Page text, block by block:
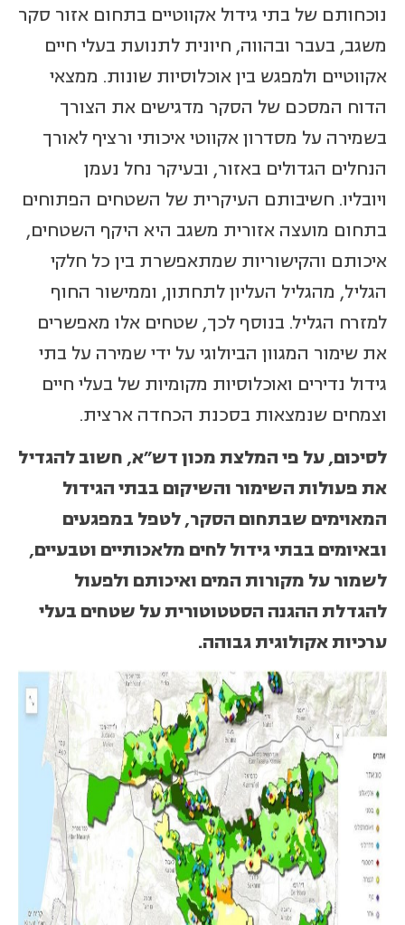
נוכחותם של בתי גידול אקווטיים בתחום אזור סקר
משגב, בעבר ובהווה, חיונית לתנועת בעלי חיים
אקווטיים ולמפגש בין אוכלוסיות שונות. ממצאי
הדוח המסכם של הסקר מדגישים את הצורך
בשמירה על מסדרון אקווטי איכותי ורציף לאורך
הנחלים הגדולים באזור, ובעיקר נחל נעמן
ויובליו. חשיבותם העיקרית של השטחים הפתוחים
בתחום מועצה אזורית משגב היא היקף השטחים,
איכותם והקישוריות שמתאפשרת בין כל חלקי
הגליל, מהגליל העליון לתחתון, וממישור החוף
למזרח הגליל. בנוסף לכך, שטחים אלו מאפשרים
את שימור המגוון הביולוגי על ידי שמירה על בתי
גידול נדירים ואוכלוסיות מקומיות של בעלי חיים
וצמחים שנמצאות בסכנת הכחדה ארצית.
לסיכום, על פי המלצת מכון דש"א, חשוב להגדיל
את פעולות השימור והשיקום בבתי הגידול
המאוימים שבתחום הסקר, לטפל במפגעים
ובאיומים בבתי גידול לחים מלאכותיים וטבעיים,
לשמור על מקורות המים ואיכותם ולפעול
להגדלת ההגנה הסטטוטורית על שטחים בעלי
ערכיות אקולוגית גבוהה.